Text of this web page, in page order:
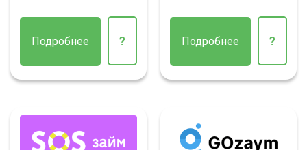
Подробнее ? Подробнее ?